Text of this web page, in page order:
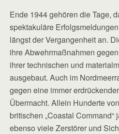
Ende 1944 gehören die Tage,
spektakuläre
längst der Vergangenheit an.
ihre Abwehrmaßnahmen
ihrer technischen und
ausgebaut. Auch im
gegen eine immer
Übermacht. Allein Hunderte
britischen „Coastal Command“
ebenso viele Zerstörer und